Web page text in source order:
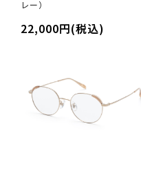
レー）
22,000円(税込)